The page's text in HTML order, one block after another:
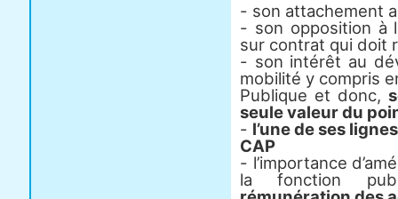
- son attachement
- son opposition à
sur contrat qui doit
- son intérêt au
mobilité y compris
Publique et donc,
seule valeur du
- l’une de ses
CAP
- l’importance
la fonction